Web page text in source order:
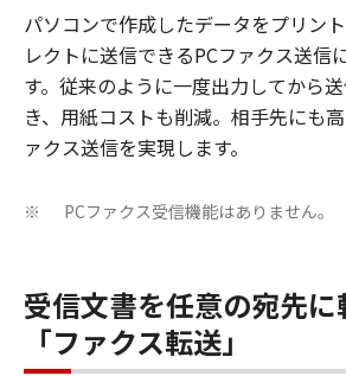
パソコンで作成したデータをプリン
レクトに送信できるPCファクス送信
す。従来のように一度出力してから
き、用紙コストも削減。相手先にも
ァクス送信を実現します。
※ PCファクス受信機能はありません。
受信文書を任意の宛先に
「ファクス転送」